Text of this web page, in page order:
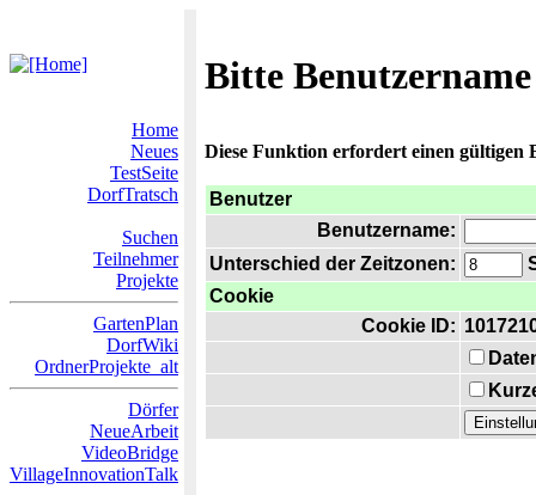
Bitte
Home
Neues
TestSeite
DorfTratsch
Suchen
Teilnehmer
Projekte
GartenPlan
DorfWiki
OrdnerProjekte_alt
Dörfer
NeueArbeit
VideoBridge
VillageInnovationTalk
Diese Funktion erfordert einen gültigen
Benutzer
Benutzername:
Unterschied der Zeitzonen:
Cookie
Cookie ID: